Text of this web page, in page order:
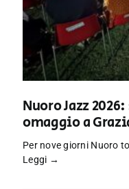
Nuoro Jazz
omaggio a
Per nove giorni Nuoro
Leggi →